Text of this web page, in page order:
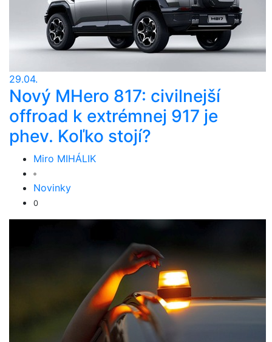
29.04.
Nový MHero 817: civilnejší
offroad k extrémnej 917 je
phev. Koľko stojí?
Miro MIHÁLIK
Novinky
0